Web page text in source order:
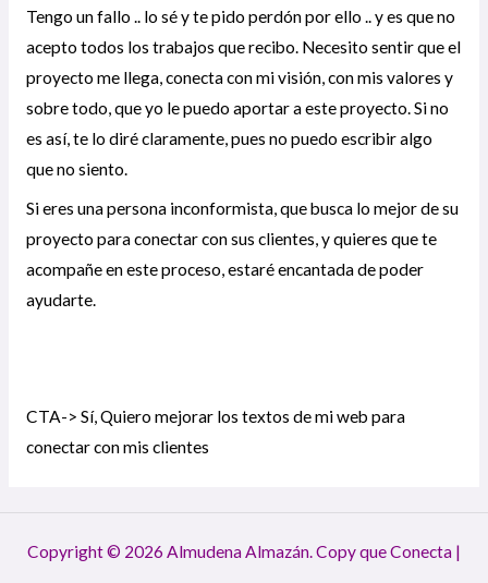
Tengo un fallo .. lo sé y te pido perdón por ello .. y es que no
acepto todos los trabajos que recibo. Necesito sentir que el
proyecto me llega, conecta con mi visión, con mis valores y
sobre todo, que yo le puedo aportar a este proyecto. Si no
es así, te lo diré claramente, pues no puedo escribir algo
que no siento.
Si eres una persona inconformista, que busca lo mejor de su
proyecto para conectar con sus clientes, y quieres que te
acompañe en este proceso, estaré encantada de poder
ayudarte.
CTA-> Sí, Quiero mejorar los textos de mi web para
conectar con mis clientes
Copyright © 2026 Almudena Almazán. Copy que Conecta |